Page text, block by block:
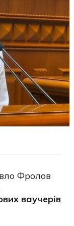
Фролов
ваучерів